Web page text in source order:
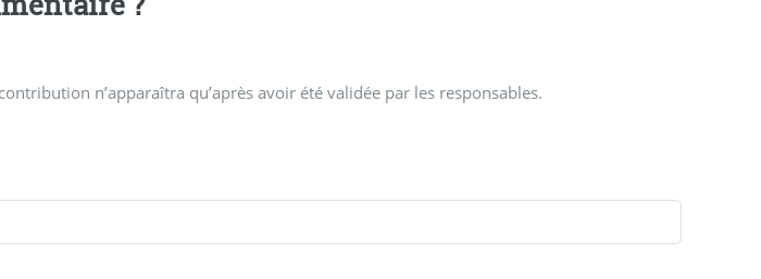
n’apparaîtra qu’après avoir été validée par les responsables.